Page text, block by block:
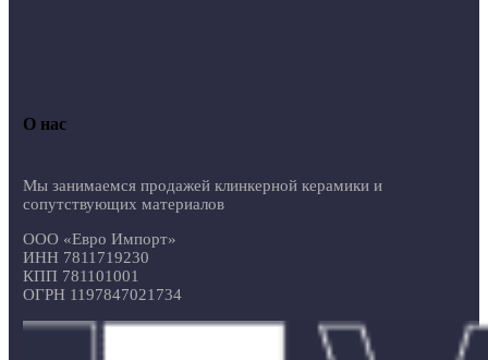
О нас
Мы занимаемся продажей клинкерной керамики и
сопутствующих материалов
ООО «Евро Импорт»
ИНН 7811719230
КПП 781101001
ОГРН 1197847021734